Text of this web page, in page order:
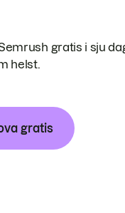
gratis i sju
helst.
gratis